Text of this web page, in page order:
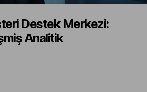
Destek Merkezi:
Analitik